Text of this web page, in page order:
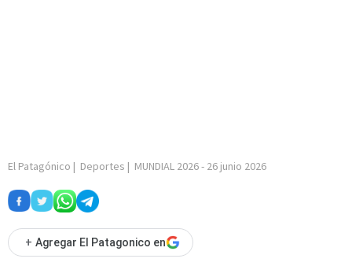
El Patagónico | Deportes | MUNDIAL 2026- 26 junio 2026
+ Agregar El Patagonico en